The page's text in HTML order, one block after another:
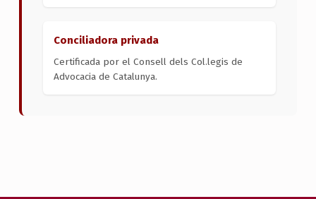
Conciliadora privada
Certificada por el Consell dels Col.legis de
Advocacia de Catalunya.